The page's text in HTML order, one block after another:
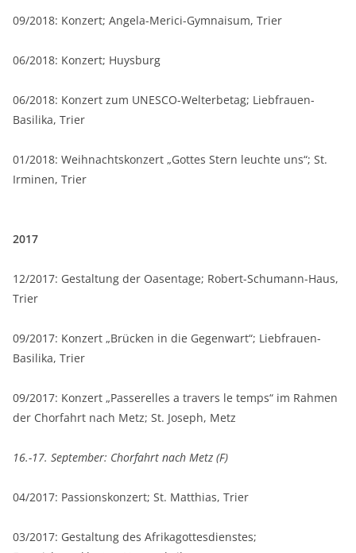
09/2018: Konzert; Angela-Merici-Gymnaisum, Trier
06/2018: Konzert; Huysburg
06/2018: Konzert zum UNESCO-Welterbetag; Liebfrauen-
Basilika, Trier
01/2018: Weihnachtskonzert „Gottes Stern leuchte uns“; St.
Irminen, Trier
2017
12/2017: Gestaltung der Oasentage; Robert-Schumann-Haus,
Trier
09/2017: Konzert „Brücken in die Gegenwart“; Liebfrauen-
Basilika, Trier
09/2017: Konzert „Passerelles a travers le temps“ im Rahmen
der Chorfahrt nach Metz; St. Joseph, Metz
16.-17. September: Chorfahrt nach Metz (F)
04/2017: Passionskonzert; St. Matthias, Trier
03/2017: Gestaltung des Afrikagottesdienstes;